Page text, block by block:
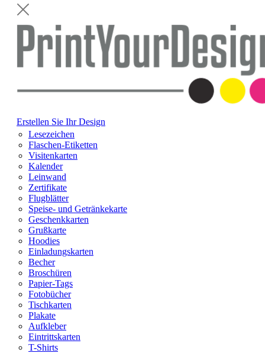
Erstellen Sie Ihr Design
Lesezeichen
Flaschen-Etiketten
Visitenkarten
Kalender
Leinwand
Zertifikate
Flugblätter
Speise- und Getränkekarte
Geschenkkarten
Grußkarte
Hoodies
Einladungskarten
Becher
Broschüren
Papier-Tags
Fotobücher
Tischkarten
Plakate
Aufkleber
Eintrittskarten
T-Shirts